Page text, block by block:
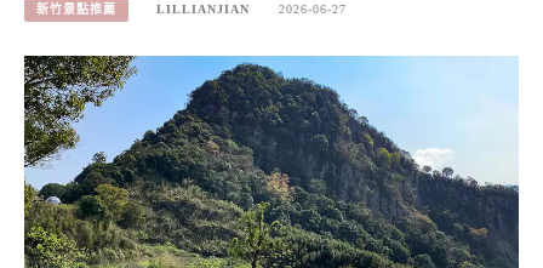
新竹景點推薦 LILLIANJIAN 2026-06-27